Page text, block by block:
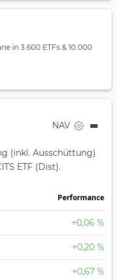
in 3.600 ETFs & 10.000
NAV
(inkl. Ausschüttung)
ETF (Dist).
Perfor­mance
+0,06 %
+0,20 %
+0,67 %